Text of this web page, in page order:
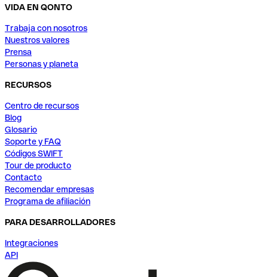
VIDA EN QONTO
Trabaja con nosotros
Nuestros valores
Prensa
Personas y planeta
RECURSOS
Centro de recursos
Blog
Glosario
Soporte y FAQ
Códigos SWIFT
Tour de producto
Contacto
Recomendar empresas
Programa de afiliación
PARA DESARROLLADORES
Integraciones
API